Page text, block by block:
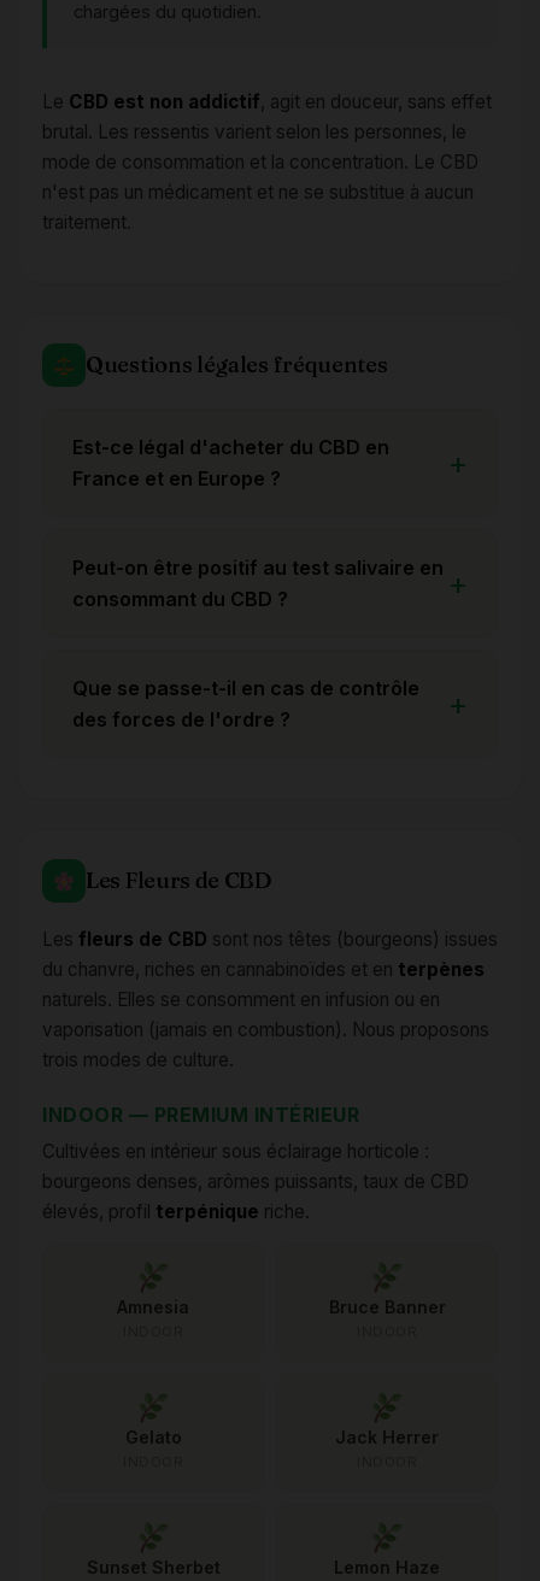
chargées du quotidien.
Le CBD est non addictif, agit en douceur, sans effet
brutal. Les ressentis varient selon les personnes, le
mode de consommation et la concentration. Le CBD
n'est pas un médicament et ne se substitue à aucun
traitement.
Questions légales fréquentes
Est-ce légal d'acheter du CBD en
France et en Europe ?
Peut-on être positif au test salivaire en
consommant du CBD ?
Que se passe-t-il en cas de contrôle
des forces de l'ordre ?
Les Fleurs de CBD
Les fleurs de CBD sont nos têtes (bourgeons) issues
du chanvre, riches en cannabinoïdes et en terpènes
naturels. Elles se consomment en infusion ou en
vaporisation (jamais en combustion). Nous proposons
trois modes de culture.
INDOOR — PREMIUM INTÉRIEUR
Cultivées en intérieur sous éclairage horticole :
bourgeons denses, arômes puissants, taux de CBD
élevés, profil terpénique riche.
Amnesia Bruce Banner
Gelato Jack Herrer
Sunset Sherbet Lemon Haze